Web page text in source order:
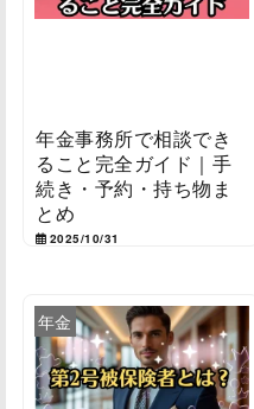
年金事務所で相談でき
ること完全ガイド｜手
続き・予約・持ち物ま
とめ
2025/10/31
年金